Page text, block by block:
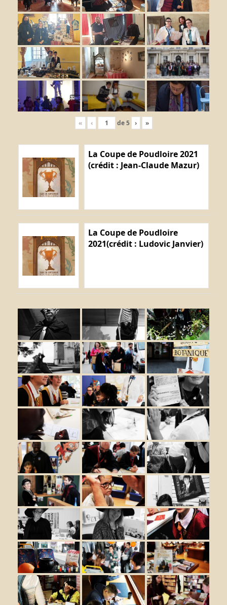
« ‹ de5 › »
La Coupe de Poudloire 2021
(crédit : Jean-Claude Mazur)
La Coupe de Poudloire
2021(crédit : Ludovic Janvier)